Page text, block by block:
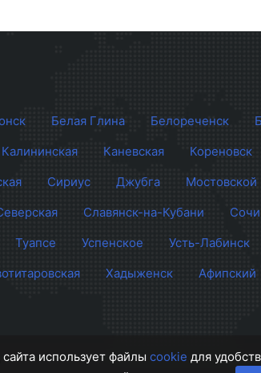
Белая Глина Белореченск
Калининская Каневская Кореновск
Сириус Джубга Мостовской
Славянск-на-Кубани Сочи
Туапсе Успенское Усть-Лабинск
Хадыженск Афипский
использует файлы cookie для